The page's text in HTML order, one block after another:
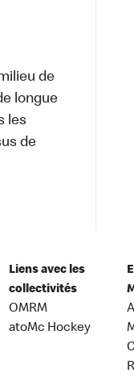
de
longue
les
de
Liens avec les
collectivités
OMRM
atoMc Hockey